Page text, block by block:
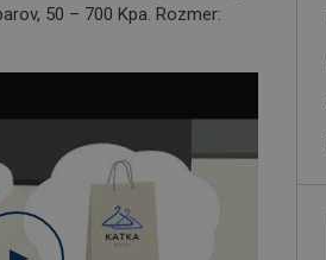
50 – 700 Kpa. Rozmer: